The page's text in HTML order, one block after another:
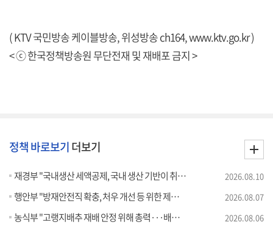
( KTV 국민방송 케이블방송, 위성방송 ch164,www.ktv.go.kr)
< ⓒ 한국정책방송원 무단전재 및 재배포 금지 >
정책 바로보기더보기
재경부 "국내생산 세액공제, 국내 생산 기반이 취약한 '품목' 지원" 2026.08.10
행안부 "방재안전직 확충, 처우 개선 등 위한 제도개선 추진" [정책 바로보기] 2026.08.07
농식부 "고랭지배추 재배 안정 위해 총력···배추가격 점차 안정세" [정책 바로보기] 2026.08.06